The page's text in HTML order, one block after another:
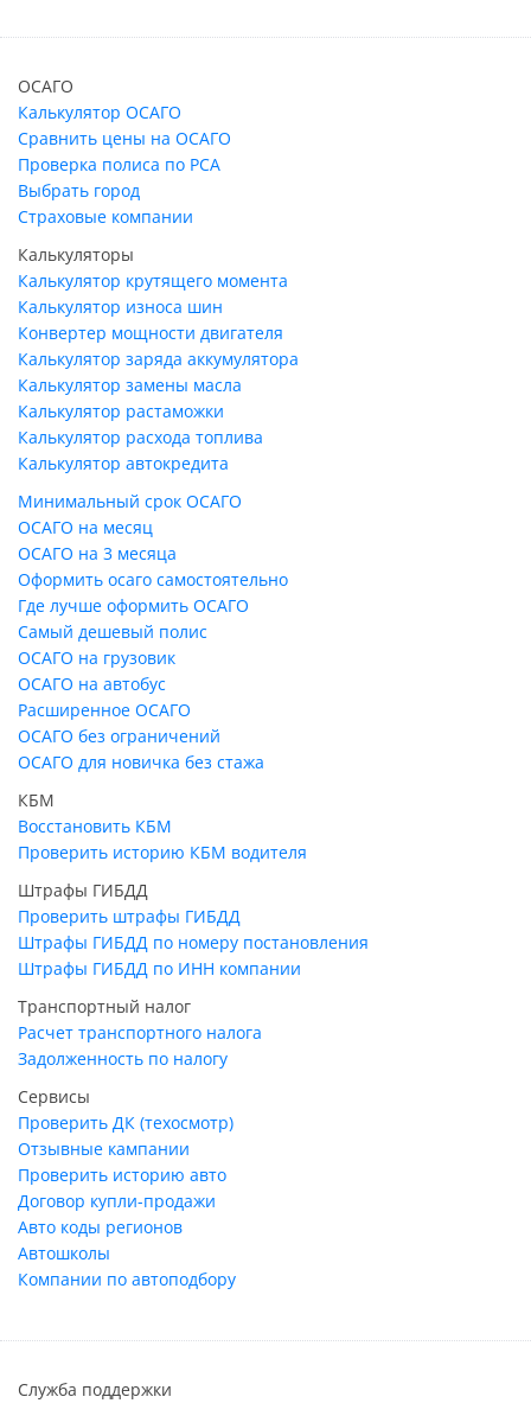
ОСАГО
Калькулятор ОСАГО
Сравнить цены на ОСАГО
Проверка полиса по РСА
Выбрать город
Страховые компании
Калькуляторы
Калькулятор крутящего момента
Калькулятор износа шин
Конвертер мощности двигателя
Калькулятор заряда аккумулятора
Калькулятор замены масла
Калькулятор растаможки
Калькулятор расхода топлива
Калькулятор автокредита
Минимальный срок ОСАГО
ОСАГО на месяц
ОСАГО на 3 месяца
Оформить осаго самостоятельно
Где лучше оформить ОСАГО
Самый дешевый полис
ОСАГО на грузовик
ОСАГО на автобус
Расширенное ОСАГО
ОСАГО без ограничений
ОСАГО для новичка без стажа
КБМ
Восстановить КБМ
Проверить историю КБМ водителя
Штрафы ГИБДД
Проверить штрафы ГИБДД
Штрафы ГИБДД по номеру постановления
Штрафы ГИБДД по ИНН компании
Транспортный налог
Расчет транспортного налога
Задолженность по налогу
Сервисы
Проверить ДК (техосмотр)
Отзывные кампании
Проверить историю авто
Договор купли-продажи
Авто коды регионов
Автошколы
Компании по автоподбору
Служба поддержки